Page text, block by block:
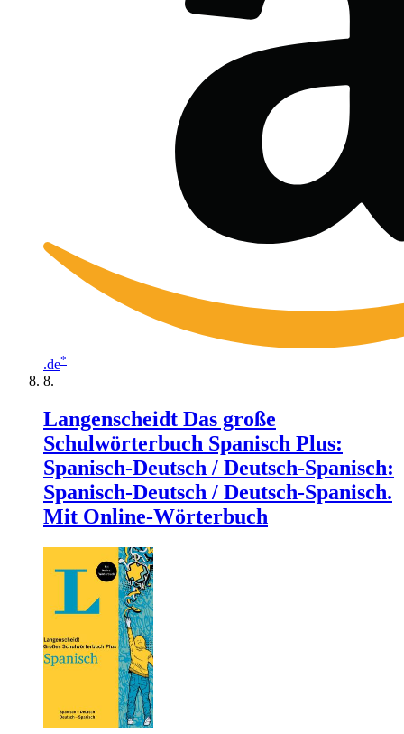
.de*
Langenscheidt Das große
Schulwörterbuch Spanisch Plus:
Spanisch-Deutsch / Deutsch-Spanisch:
Spanisch-Deutsch / Deutsch-Spanisch.
Mit Online-Wörterbuch